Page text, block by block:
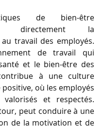
de bien-être
directement la
travail des employés.
de travail qui
et le bien-être des
à une culture
positive, où les employés
et respectés.
peut conduire à une